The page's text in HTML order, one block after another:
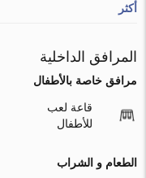
أكثر
المرافق الداخلية
مرافق خاصة بالأطفال
قاعة لعب
للأطفال
الطعام و الشراب